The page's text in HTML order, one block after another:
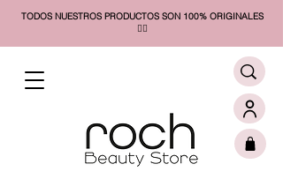
TODOS NUESTROS PRODUCTOS SON 100% ORIGINALES
❤️‍🔥​